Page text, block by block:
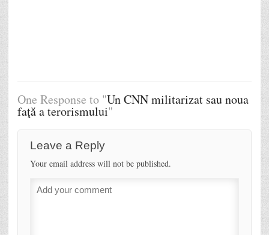
One Response to "Un CNN militarizat sau noua
faţă a terorismului"
Leave a Reply
Your email address will not be published.